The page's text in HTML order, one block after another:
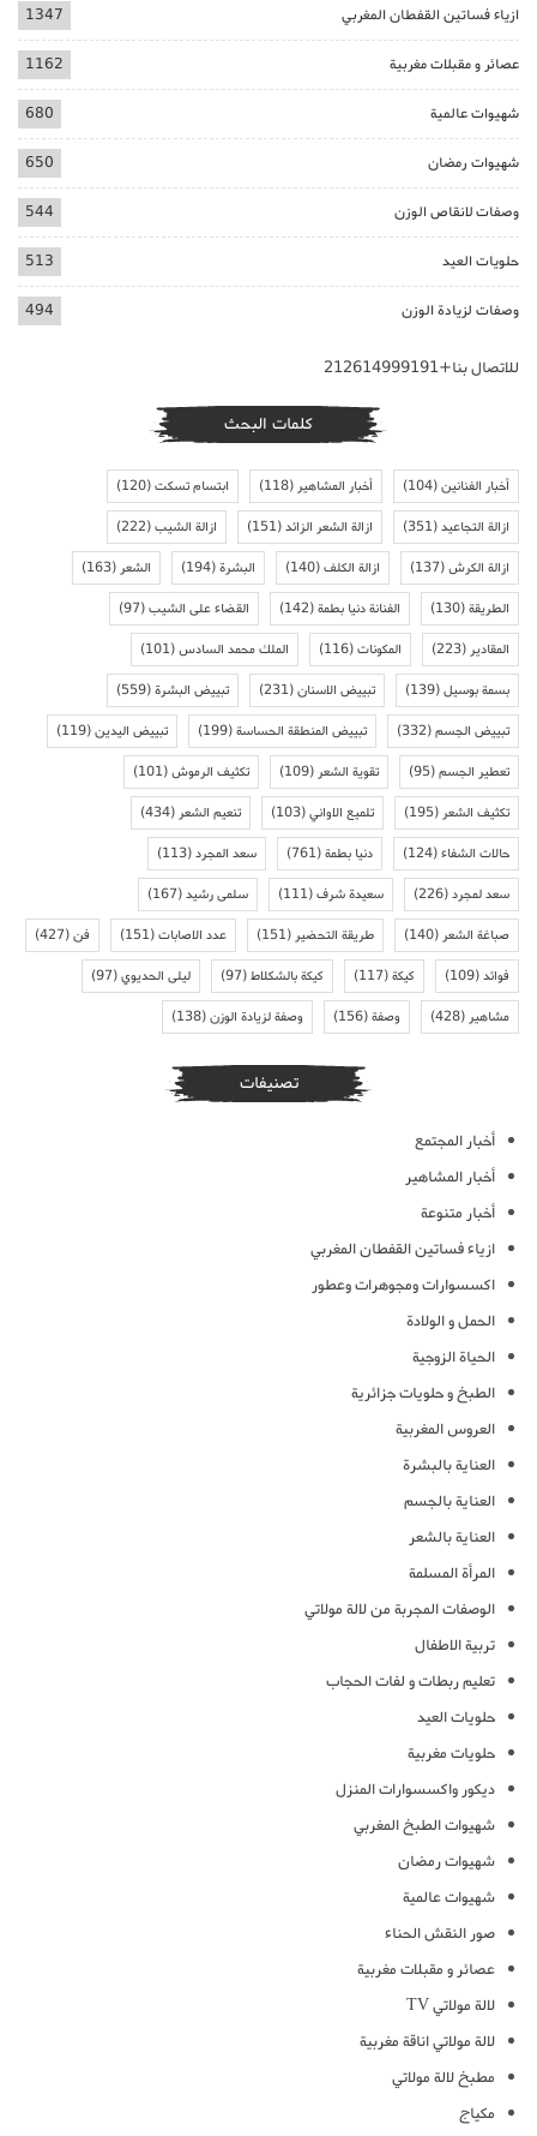
ازياء فساتين القفطان المغربي 1347
عصائر و مقبلات مغربية 1162
شهيوات عالمية 680
شهيوات رمضان 650
وصفات لانقاص الوزن 544
حلويات العيد 513
وصفات لزيادة الوزن 494
للاتصال بنا+212614999191
كلمات البحث
أخبار الفنانين(104) أخبار المشاهير(118) ابتسام تسكت(120)
ازالة التجاعيد(351) ازالة الشعر الزائد(151) ازالة الشيب(222)
ازالة الكرش(137) ازالة الكلف(140) البشرة(194) الشعر(163)
الطريقة(130) الفنانة دنيا بطمة(142) القضاء على الشيب(97)
المقادير(223) المكونات(116) الملك محمد السادس(101)
بسمة بوسيل(139) تبييض الاسنان(231) تبييض البشرة(559)
تبييض الجسم(332) تبييض المنطقة الحساسة(199) تبييض اليدين(119)
تعطير الجسم(95) تقوية الشعر(109) تكثيف الرموش(101)
تكثيف الشعر(195) تلميع الاواني(103) تنعيم الشعر(434)
حالات الشفاء(124) دنيا بطمة(761) سعد المجرد(113)
سعد لمجرد(226) سعيدة شرف(111) سلمى رشيد(167)
صباغة الشعر(140) طريقة التحضير(151) عدد الاصابات(151) فن(427)
فوائد(109) كيكة(117) كيكة بالشكلاط(97) ليلى الحديوي(97)
مشاهير(428) وصفة(156) وصفة لزيادة الوزن(138)
تصنيفات
أخبار المجتمع
أخبار المشاهير
أخبار متنوعة
ازياء فساتين القفطان المغربي
اكسسوارات ومجوهرات وعطور
الحمل و الولادة
الحياة الزوجية
الطبخ و حلويات جزائرية
العروس المغربية
العناية بالبشرة
العناية بالجسم
العناية بالشعر
المرأة المسلمة
الوصفات المجربة من لالة مولاتي
تربية الاطفال
تعليم ربطات و لفات الحجاب
حلويات العيد
حلويات مغربية
ديكور واكسسوارات المنزل
شهيوات الطبخ المغربي
شهيوات رمضان
شهيوات عالمية
صور النقش الحناء
عصائر و مقبلات مغربية
لالة مولاتي TV
لالة مولاتي اناقة مغربية
مطبخ لالة مولاتي
مكياج